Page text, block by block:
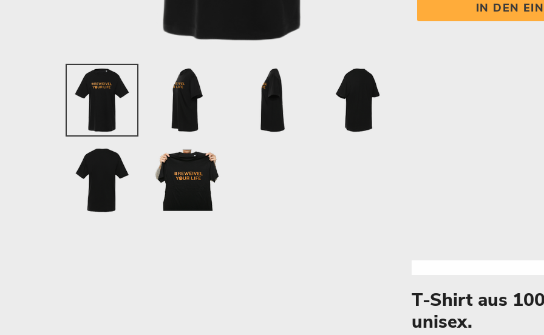
IN DEN
T-Shirt aus
unisex.